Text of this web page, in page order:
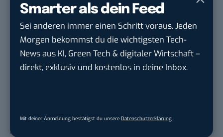
Smarter als dein Feed
Sei anderen immer einen Schritt voraus. Jeden
Morgen bekommst du die wichtigsten Tech-
News aus KI, Green Tech & digitaler Wirtschaft –
direkt, exklusiv und kostenlos in deine Inbox.
Mit deiner Anmeldung bestätigst du unsere Datenschutzerklärung.
möglichst interaktive User Experience entwickeln –
zudem wird die Kombination mit anderen
Datenquellen nachgefragt werden.
Eine der Visionen: Auf die Frage, warum die
Leistung eines Sportlers schwankt, wird es dank
im Detail bemerkbar machen. Für die Zukunft im
American Football gilt: Datenanalysen werden in